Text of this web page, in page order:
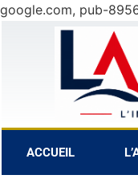
google.com, pub-
10 Août
ACCUEIL